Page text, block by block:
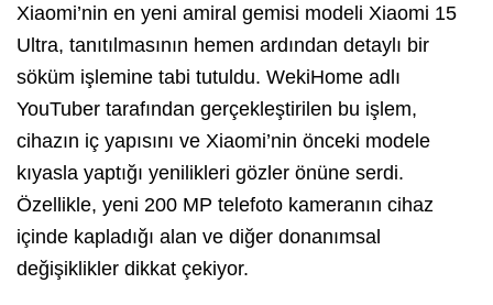
Xiaomi’nin en yeni amiral gemisi modeli Xiaomi 15
Ultra, tanıtılmasının hemen ardından detaylı bir
söküm işlemine tabi tutuldu. WekiHome adlı
YouTuber tarafından gerçekleştirilen bu işlem,
cihazın iç yapısını ve Xiaomi’nin önceki modele
kıyasla yaptığı yenilikleri gözler önüne serdi.
Özellikle, yeni 200 MP telefoto kameranın cihaz
içinde kapladığı alan ve diğer donanımsal
değişiklikler dikkat çekiyor.